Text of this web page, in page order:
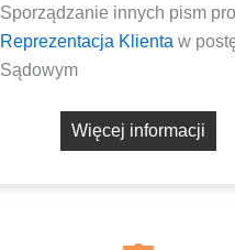
Spo­rzą­dza­nie innych pism
Repre­zen­ta­cja Klien­ta w
Sądowym
Wię­cej informacji